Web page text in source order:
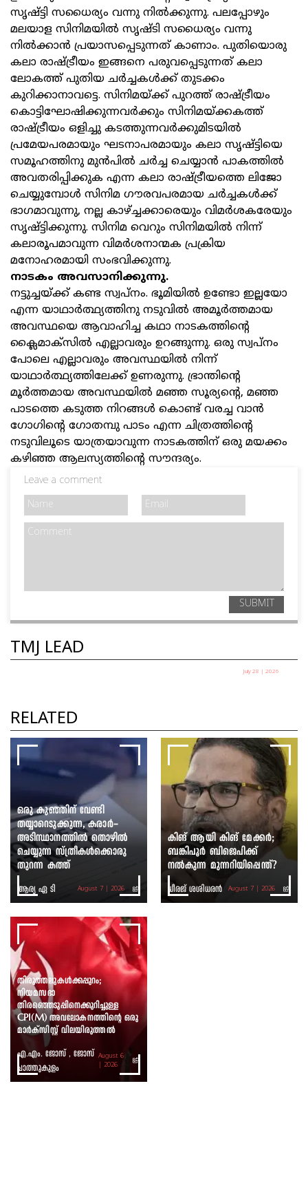
സൃഷ്ട്ടി സധൈര്യം വന്നു നിൽക്കുന്നു. പലപ്പോഴും
മലയാള സിനിമയിൽ സൃഷ്ടി സധൈര്യം വന്നു
നിൽക്കാൻ പ്രയാസപ്പെടുന്നത് കാണാം. പുതിയൊരു
കലാ രാഷ്ട്രീയം ഇങ്ങനെ പരുവപ്പെടുന്നത് കലാ
ലോകത്ത് പുതിയ ചർച്ചകൾക്ക് തുടക്കം
കുറിക്കാനാവട്ടെ. സിനിമയ്ക്ക് പുറത്ത് രാഷ്ട്രീയം
കൊട്ടിഘോഷിക്കുന്നവർക്കും സിനിമയ്ക്കകത്ത്
രാഷ്ട്രീയം ഒളിച്ചു കടത്തുന്നവർക്കുമിടയിൽ
പ്രമേയപരമായും ഘടനാപരമായും കലാ സൃഷ്ട്ടിയെ
സമൂഹത്തിനു മുൻപിൽ ചർച്ച ചെയ്യാൻ പാകത്തിൽ
അവതരിപ്പിക്കുക എന്ന കലാ രാഷ്ട്രീയത്തെ ലിജോ
ചെയ്യുമ്പോൾ സിനിമ ഗൗരവപരമായ ചർച്ചകൾക്ക്
ഭാഗമാവുന്നു, നല്ല കാഴ്ച്ചക്കാരെയും വിമർശകരേയും
സൃഷ്ട്ടിക്കുന്നു. സിനിമ വെറും സിനിമയിൽ നിന്ന്
കലാരൂപമാവുന്ന വിമർശനാന്മക പ്രക്രിയ
മനോഹരമായി സംഭവിക്കുന്നു.
നാടകം അവസാനിക്കുന്നു.
നട്ടുച്ചയ്ക്ക് കണ്ട സ്വപ്നം. ഭൂമിയിൽ ഉണ്ടോ ഇല്ലയോ
എന്ന യാഥാർത്ഥ്യത്തിനു നടുവിൽ അമൂർത്തമായ
അവസ്ഥയെ ആവാഹിച്ച കഥാ നാടകത്തിന്റെ
ക്ലൈമാക്‌സിൽ എല്ലാവരും ഉറങ്ങുന്നു. ഒരു സ്വപ്നം
പോലെ എല്ലാവരും അവസ്ഥയിൽ നിന്ന്
യാഥാർത്ഥ്യത്തിലേക്ക് ഉണരുന്നു. ഭ്രാന്തിന്റെ
മൂർത്തമായ അവസ്ഥയിൽ മഞ്ഞ സൂര്യന്റെ, മഞ്ഞ
പാടത്തെ കടുത്ത നിറങ്ങൾ കൊണ്ട് വരച്ച വാൻ
ഗോഗിന്റെ ഗോതമ്പു പാടം എന്ന ചിത്രത്തിന്റെ
നടുവിലൂടെ യാത്രയാവുന്ന നാടകത്തിന് ഒരു മയക്കം
കഴിഞ്ഞ ആലസ്യത്തിന്റെ സൗന്ദര്യം.
Leave a comment
SUBMIT
TMJ LEAD
July 28 | 2026
RELATED
ഒരു കുഞ്ഞിന് വേണ്ടി
തയ്യാറെടുക്കുന്ന, കരാർ-
അടിസ്ഥാനത്തിൽ തൊഴിൽ
ചെയ്യുന്ന സ്ത്രീകൾക്കൊരു
തുറന്ന കത്ത്
ആര്യ ഏ ടി August 7 | 2026
കിങ് ആയി കിങ് മേക്കർ;
ബങ്കിപൂർ ബിജെപിക്ക്
നൽകുന്ന മുന്നറിയിപ്പെന്ത്?
ധീരജ് ശശിധരൻ August 7 | 2026
തിരുത്തലുകൾക്കപ്പുറം;
നിയമസഭാ
തിരഞ്ഞെടുപ്പിനെക്കുറിച്ചുള്ള
CPI(M) അവലോകനത്തിന്റെ ഒരു
മാർക്സിസ്റ്റ് വിലയിരുത്തൽ
എ.എം. ജോസ് , ജോസ്
ചാത്തുകുളം
August 6
| 2026